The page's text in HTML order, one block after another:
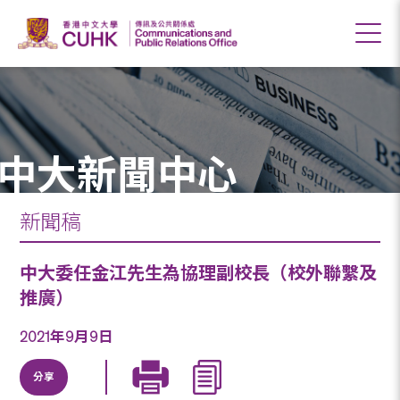
大新聞中心
新聞稿
中大委任金江先生為協理副校長（校外聯繫及
推廣）
2021年9月9日
分享